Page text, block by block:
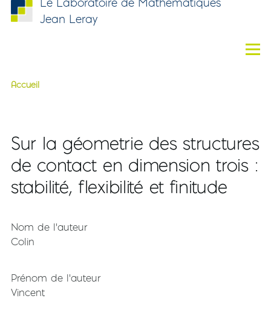
Aller au contenu principal
Jean Leray
Fil d'Ariane
Accueil
Sur la géometrie des structures
de contact en dimension trois :
stabilité, flexibilité et finitude
Nom de l'auteur
Colin
Prénom de l'auteur
Vincent